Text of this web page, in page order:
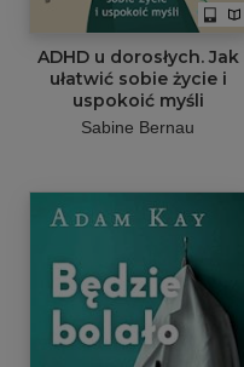
ADHD u dorosłych. Jak
ułatwić sobie życie i
uspokoić myśli
Sabine Bernau